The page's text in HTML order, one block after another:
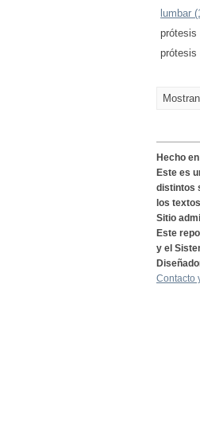
lumbar
prótesis
prótesis
Hecho
Este es
distintos
los
Sitio
Este
y el
Contacto